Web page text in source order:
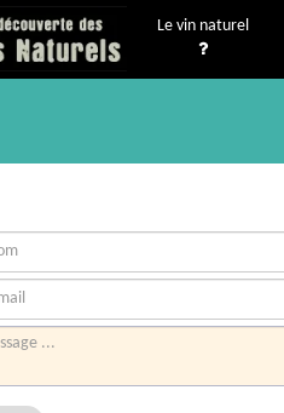
Le vin naturel